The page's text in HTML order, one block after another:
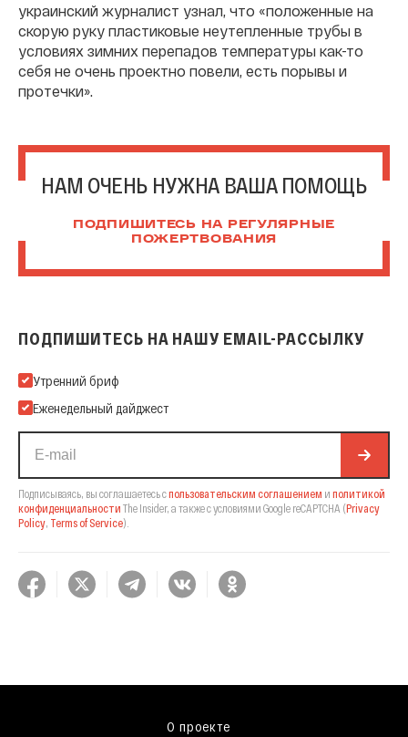
украинский журналист узнал, что «положенные на
скорую руку пластиковые неутепленные трубы в
условиях зимних перепадов температуры как-то
себя не очень проектно повели, есть порывы и
протечки».
НАМ ОЧЕНЬ НУЖНА ВАША ПОМОЩЬ
ПОДПИШИТЕСЬ НА РЕГУЛЯРНЫЕ
ПОЖЕРТВОВАНИЯ
ПОДПИШИТЕСЬ НА НАШУ EMAIL-РАССЫЛКУ
Подпишитесь на нашу Email-рассылку
Утренний бриф
Еженедельный дайджест
Подписываясь, вы соглашаетесь спользовательским соглашением и политикой
конфиденциальности The Insider, а также с условиями Google reCAPTCHA (Privacy
Policy, Terms of Service).
О проекте